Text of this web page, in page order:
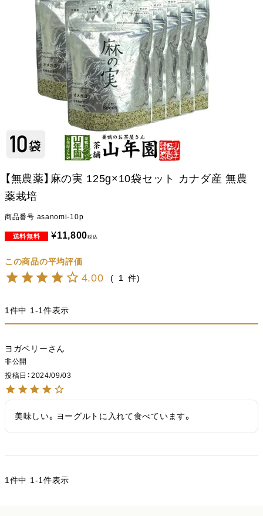
【無農薬】麻の実 125g×10袋セット カナダ産 無農
薬栽培
商品番号 asanomi-10p
¥11,800税込
4.00 1
1件中 1-1件表示
ヨガベリー
非公開
投稿日
2024/09/03
美味しい。ヨーグルトに入れて食べています。
1件中 1-1件表示